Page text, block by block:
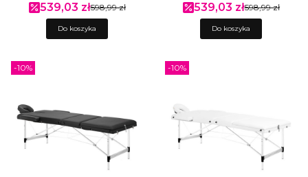
Cena promocyjna
539,03 zł598,99 zł
Do koszyka
Cena promocyjna
539,03 zł598,99 zł
Do koszyka
-10% -10%